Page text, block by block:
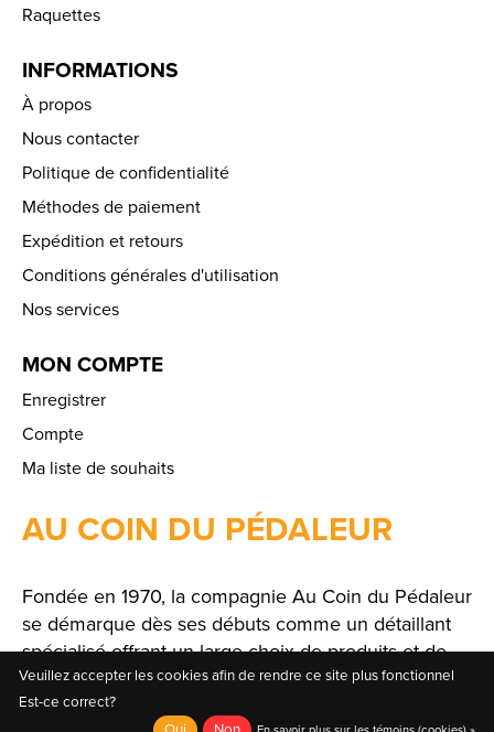
Raquettes
INFORMATIONS
À propos
Nous contacter
Politique de confidentialité
Méthodes de paiement
Expédition et retours
Conditions générales d'utilisation
Nos services
MON COMPTE
Enregistrer
Compte
Ma liste de souhaits
AU COIN DU PÉDALEUR
Fondée en 1970, la compagnie Au Coin du Pédaleur
se démarque dès ses débuts comme un détaillant
spécialisé offrant un large choix de produits et de
solutions.
Veuillez accepter les cookies afin de rendre ce site plus fonctionnel
Est-ce correct?